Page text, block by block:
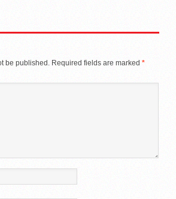
be published. Required fields are marked *